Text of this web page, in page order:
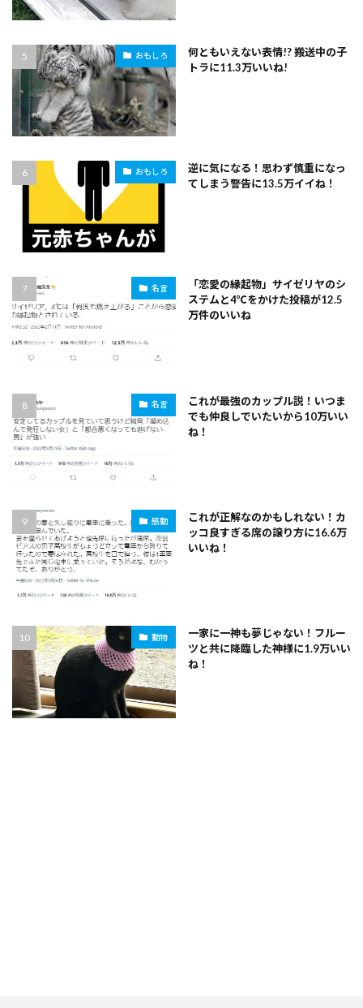
おもしろ
何ともいえない表情!? 搬送中の子
トラに11.3万いいね!
おもしろ
逆に気になる！思わず慎重になっ
てしまう警告に13.5万イイね！
名言
「恋愛の縁起物」サイゼリヤのシ
ステムと4℃をかけた投稿が12.5
万件のいいね
名言
これが最強のカップル説！いつま
でも仲良しでいたいから10万いい
ね！
感動
これが正解なのかもしれない！カ
ッコ良すぎる席の譲り方に16.6万
いいね！
動物
一家に一神も夢じゃない！フルー
ツと共に降臨した神様に1.9万いい
ね！